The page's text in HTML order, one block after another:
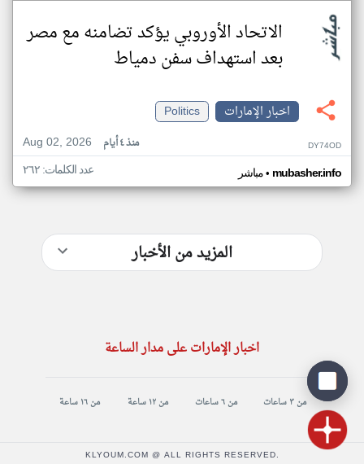
الاتحاد الأوروبي يؤكد تضامنه مع مصر
بعد استهداف سفن دمياط
اخبار الإمارات
Politics
Aug 02, 2026
منذ ٤ أيام DY74OD
مباشر• mubasher.info عدد الكلمات: ٢٦٢
المزيد من الأخبار
اخبار الإمارات على مدار الساعة
من ٣ ساعات من ٦ ساعات من ١٢ ساعة من ١٦ ساعة
KLYOUM.COM @ ALL RIGHTS RESERVED.